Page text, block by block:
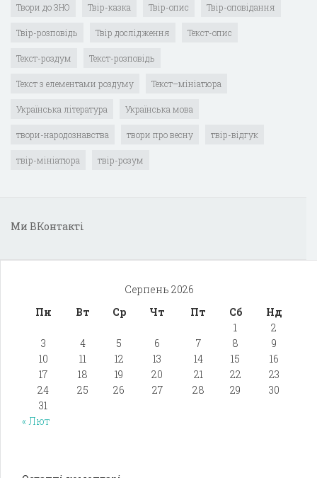
Твори до ЗНО Твір-казка Твір-опис Твір-оповідання
Твір-розповідь Твір дослідження Текст-опис
Текст-роздум Текст-розповідь
Текст з елементами роздуму Текст–мініатюра
Українська література Українська мова
твори-народознавства твори про весну твір-відгук
твір-мініатюра твір-розум
Ми ВКонтакті
Серпень 2026
Пн
Вт Ср Чт Пт Сб
Нд
1
2
3
4 5 6 7 8
9
10
11 12 13 14 15
16
17
18 19 20 21 22
23
24
25 26 27 28 29
30
31
« Лют